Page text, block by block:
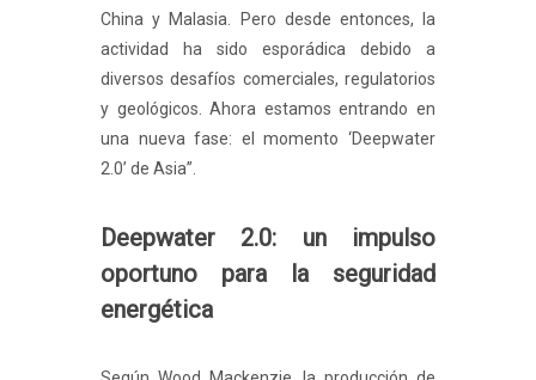
China y Malasia. Pero desde entonces, la
actividad ha sido esporádica debido a
diversos desafíos comerciales, regulatorios
y geológicos. Ahora estamos entrando en
una nueva fase: el momento ‘Deepwater
2.0’ de Asia”.
Deepwater 2.0: un impulso
oportuno para la seguridad
energética